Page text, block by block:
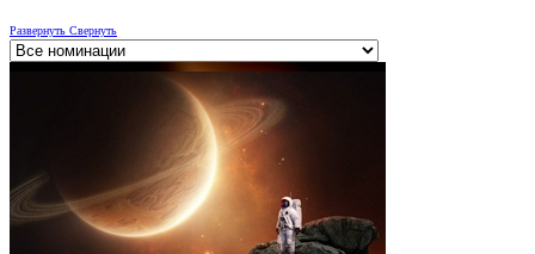
Развернуть Свернуть